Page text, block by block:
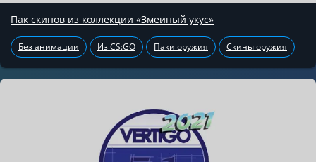
Пак скинов из коллекции «Змеиный укус»
Без анимации Из CS:GO Паки оружия Скины оружия